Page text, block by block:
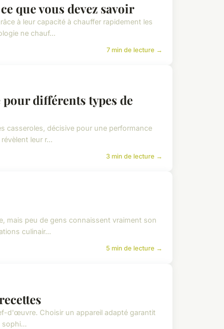
que vous devez savoir
à leur capacité à chauffer rapidement les
ne chauf...
7 min de lecture →
différents types de
casseroles, décisive pour une performance
leur r...
3 min de lecture →
mais peu de gens connaissent vraiment son
culinair...
5 min de lecture →
d'œuvre. Choisir un appareil adapté garantit